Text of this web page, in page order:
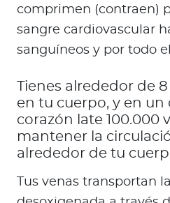
comprimen (contraen)
sangre cardiovascular
sanguíneos y por todo
Tienes alrededor de
en tu cuerpo, y en
corazón late 100.000
mantener la
alrededor de tu
Tus venas transportan